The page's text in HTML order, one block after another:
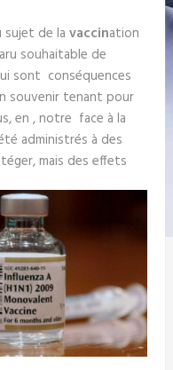
de la vaccination
souhaitable de
sont conséquences
souvenir tenant pour
en , notre face à la
administrés à des
mais des effets